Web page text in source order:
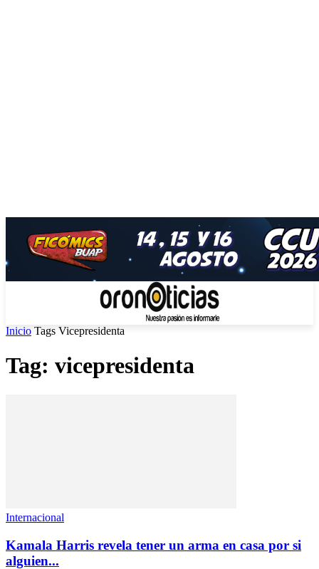
Inicio Tags Vicepresidenta
Tag: vicepresidenta
Internacional
Kamala Harris revela tener un arma en casa por si
alguien...